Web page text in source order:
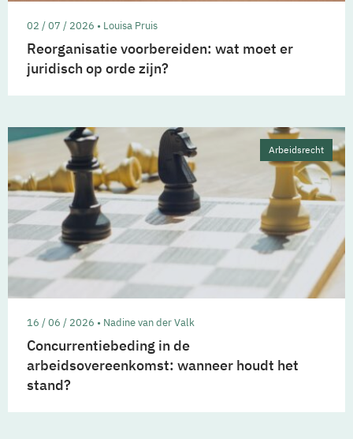
02 / 07 / 2026 • Louisa Pruis
Reorganisatie voorbereiden: wat moet er
juridisch op orde zijn?
Arbeidsrecht
16 / 06 / 2026 • Nadine van der Valk
Concurrentiebeding in de
arbeidsovereenkomst: wanneer houdt het
stand?